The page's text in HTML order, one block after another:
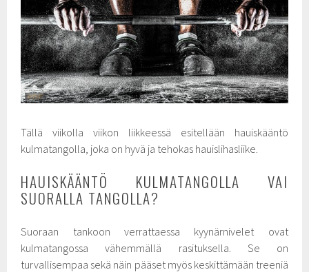
Tällä viikolla viikon liikkeessä esitellään hauiskääntö
kulmatangolla, joka on hyvä ja tehokas hauislihasliike.
HAUISKÄÄNTÖ KULMATANGOLLA VAI
SUORALLA TANGOLLA?
Suoraan tankoon verrattaessa kyynärnivelet ovat
kulmatangossa vähemmällä rasituksella. Se on
turvallisempaa sekä näin pääset myös keskittämään treeniä